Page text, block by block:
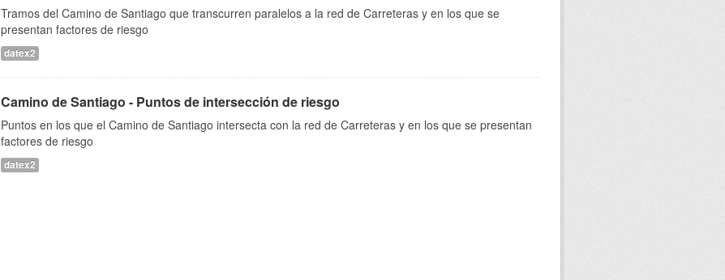
Tramos del Camino de Santiago que transcurren paralelos a la red de Carreteras y en los que se
presentan factores de riesgo
datex2
Camino de Santiago - Puntos de intersección de riesgo
Puntos en los que el Camino de Santiago intersecta con la red de Carreteras y en los que se presentan
factores de riesgo
datex2